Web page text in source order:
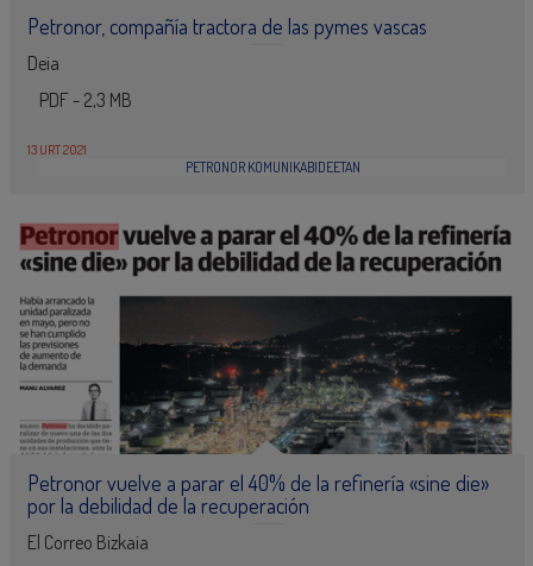
Petronor, compañía tractora de las pymes vascas
Deia
PDF - 2,3 MB
13 URT 2021
PETRONOR KOMUNIKABIDEETAN
Petronor vuelve a parar el 40% de la refinería «sine die»
por la debilidad de la recuperación
El Correo Bizkaia